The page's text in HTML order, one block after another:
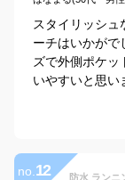
スタイリッシュ
ーチはいかがで
ズで外側ポケッ
いやすいと思い
no. 12